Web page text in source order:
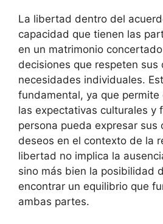
La libertad dentro del
capacidad que tienen las
en un matrimonio
decisiones que respeten sus
necesidades individuales.
fundamental, ya que permite
las expectativas culturales y
persona pueda expresar sus
deseos en el contexto de la
libertad no implica la
sino más bien la posibilidad
encontrar un equilibrio que
ambas partes.